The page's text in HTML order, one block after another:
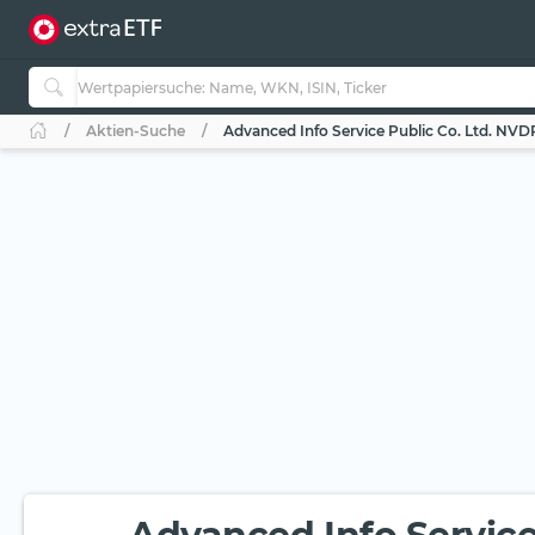
Aktien-Suche Advanced Info Service Public Co. Ltd.